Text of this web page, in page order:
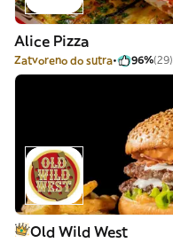
Alice Pizza
Zatvoreno do sutra 96%(29)
Old Wild West